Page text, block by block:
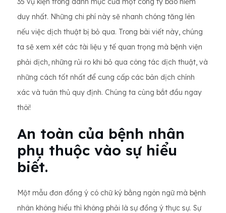
duy nhất. Những chi phí này sẽ nhanh chóng tăng lên
nếu việc dịch thuật bị bỏ qua. Trong bài viết này, chúng
ta sẽ xem xét các tài liệu y tế quan trọng mà bệnh viện
phải dịch, những rủi ro khi bỏ qua công tác dịch thuật, và
những cách tốt nhất để cung cấp các bản dịch chính
xác và tuân thủ quy định. Chúng ta cùng bắt đầu ngay
thôi!
An toàn của bệnh nhân
phụ thuộc vào sự hiểu
biết.
Một mẫu đơn đồng ý có chữ ký bằng ngôn ngữ mà bệnh
nhân không hiểu thì không phải là sự đồng ý thực sự. Sự